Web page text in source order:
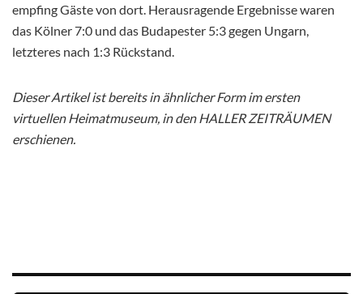
empfing Gäste von dort. Herausragende Ergebnisse waren
das Kölner 7:0 und das Budapester 5:3 gegen Ungarn,
letzteres nach 1:3 Rückstand.
Dieser Artikel ist bereits in ähnlicher Form im ersten
virtuellen Heimatmuseum, in den HALLER ZEITRÄUMEN
erschienen.